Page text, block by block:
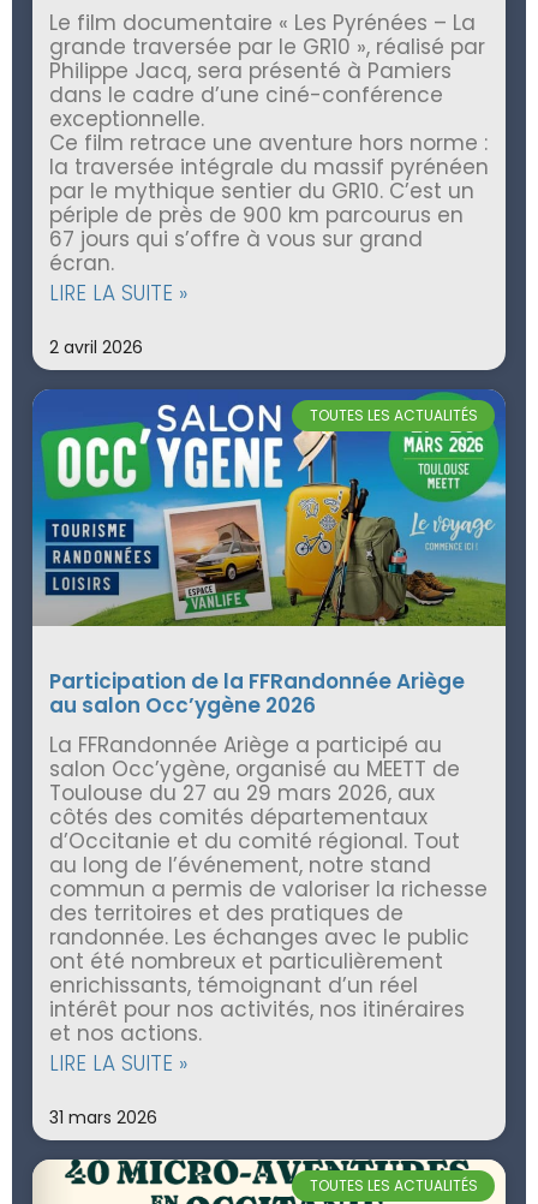
Le film documentaire « Les Pyrénées – La
grande traversée par le GR10 », réalisé par
Philippe Jacq, sera présenté à Pamiers
dans le cadre d’une ciné-conférence
exceptionnelle.
Ce film retrace une aventure hors norme :
la traversée intégrale du massif pyrénéen
par le mythique sentier du GR10. C’est un
périple de près de 900 km parcourus en
67 jours qui s’offre à vous sur grand
écran.
LIRE LA SUITE »
2 avril 2026
TOUTES LES ACTUALITÉS
Participation de la FFRandonnée Ariège
au salon Occ’ygène 2026
La FFRandonnée Ariège a participé au
salon Occ’ygène, organisé au MEETT de
Toulouse du 27 au 29 mars 2026, aux
côtés des comités départementaux
d’Occitanie et du comité régional. Tout
au long de l’événement, notre stand
commun a permis de valoriser la richesse
des territoires et des pratiques de
randonnée. Les échanges avec le public
ont été nombreux et particulièrement
enrichissants, témoignant d’un réel
intérêt pour nos activités, nos itinéraires
et nos actions.
LIRE LA SUITE »
31 mars 2026
TOUTES LES ACTUALITÉS